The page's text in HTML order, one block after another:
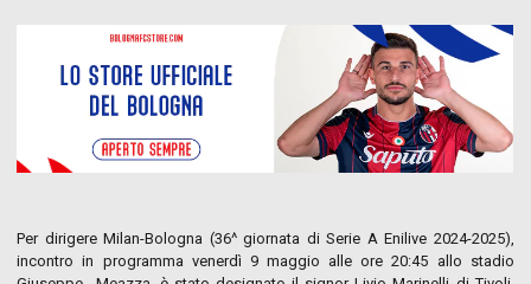
Per dirigere Milan-Bologna (36^ giornata di Serie A Enilive 2024-2025),
incontro in programma venerdì 9 maggio alle ore 20:45 allo stadio